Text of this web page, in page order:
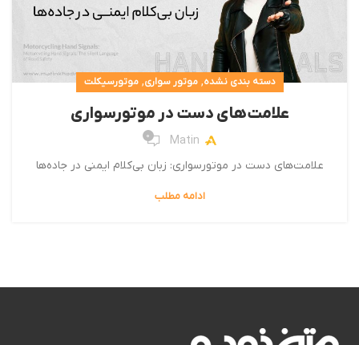
دسته بندی نشده,موتور سواری,موتورسیکلت
علامت‌های دست در موتورسواری
Matin
0
علامت‌های دست در موتورسواری: زبان بی‌کلام ایمنی در جاده‌ها
ادامه مطلب